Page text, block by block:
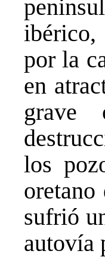
ibérico,
por la
en
grave
los
oretano
sufrió
autovía